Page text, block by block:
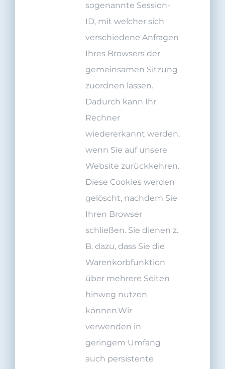
sogenannte Session-
ID, mit welcher sich
verschiedene Anfragen
Ihres Browsers der
gemeinsamen Sitzung
zuordnen lassen.
Dadurch kann Ihr
Rechner
wiedererkannt werden,
wenn Sie auf unsere
Website zurückkehren.
Diese Cookies werden
gelöscht, nachdem Sie
Ihren Browser
schließen. Sie dienen z.
B. dazu, dass Sie die
Warenkorbfunktion
über mehrere Seiten
hinweg nutzen
können.Wir
verwenden in
geringem Umfang
auch persistente